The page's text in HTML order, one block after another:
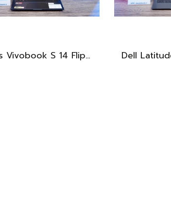
Asus Vivobook S 14 Flip OLED ทัชกรีนหมุนจอ360องศา Ryzen7-7730U Ram24 SSD512GB จอ14 2.8K OLED 90Hz จอภาพสวยคมชัดมาก ดีไซน์สวยทันสมัย ราคา 18,990.-